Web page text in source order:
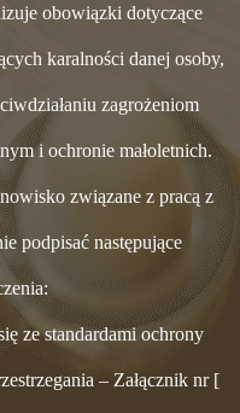
obowiązki dotyczące
karalności danej osoby,
zagrożeniom
i ochronie małoletnich.
związane z pracą z
podpisać następujące
ze standardami ochrony
– Załącznik nr [